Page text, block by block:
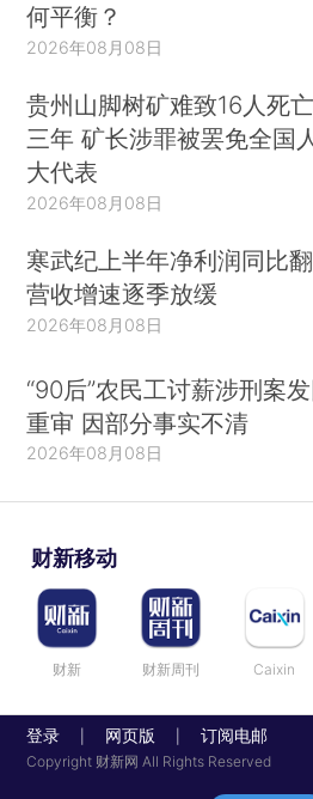
何平衡？
2026年08月08日
贵州山脚树矿难致16人死
三年 矿长涉罪被罢免全国
大代表
2026年08月08日
寒武纪上半年净利润同比
营收增速逐季放缓
2026年08月08日
“90后”农民工讨薪涉刑案
重审 因部分事实不清
2026年08月08日
财新移动
财新 财新周刊 Caixin
登录 网页版 订阅电邮
Copyright 财新网 All Rights Reserved